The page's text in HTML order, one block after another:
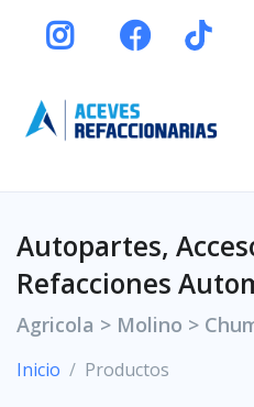
Autopartes,
Refacciones
Agricola > Molino >
Inicio Productos